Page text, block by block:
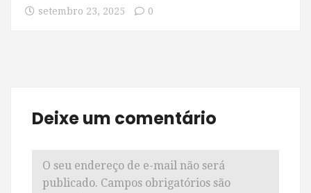
setembro 23, 2025 0
Deixe um comentário
O seu endereço de e-mail não será
publicado. Campos obrigatórios são